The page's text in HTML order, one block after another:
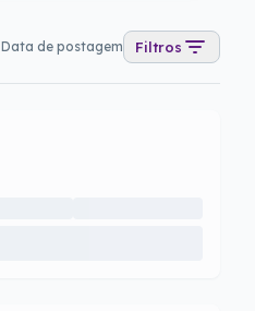
Data de postagem Filtros